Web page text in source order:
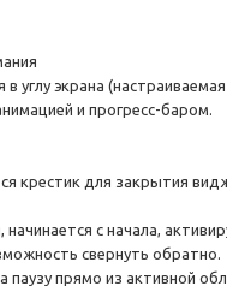
углу экрана
и прогресс-баром.
крестик для закрытия
с начала,
свернуть обратно.
прямо из активной